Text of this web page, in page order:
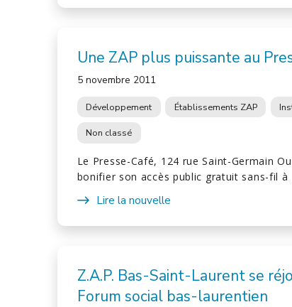
Une ZAP plus puissante au
5 novembre 2011
Développement Établissements ZAP
Non classé
Le Presse-Café, 124 rue Saint-Germain
bonifier son accès public gratuit sans-fil
Lire la nouvelle
Z.A.P. Bas-Saint-Laurent se
Forum social bas-laurentien